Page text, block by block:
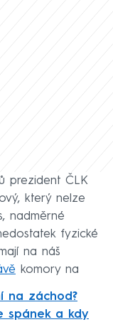
prezident ČLK
který nelze
nadměrné
fyzické
na náš
komory na
na záchod?
spánek a kdy